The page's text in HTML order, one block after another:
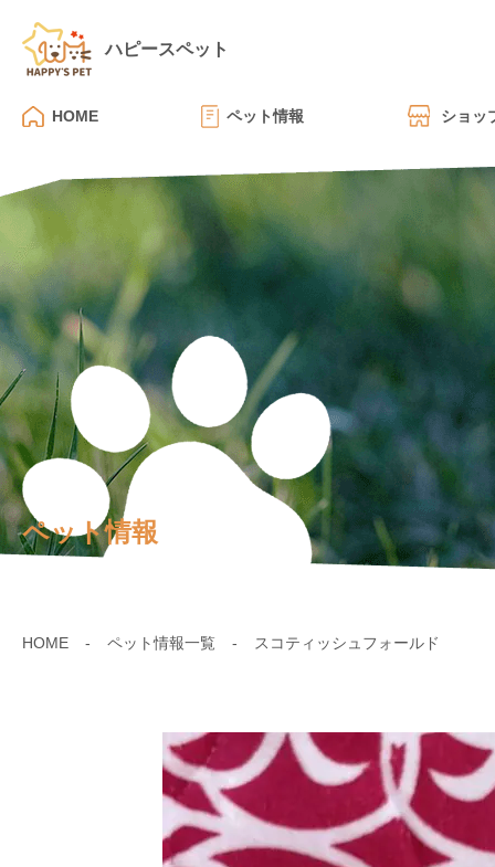
ハピースペット
HOME ペット情報 ショッ
ペット情報
HOME ペット情報一覧 スコティッシュフォールド